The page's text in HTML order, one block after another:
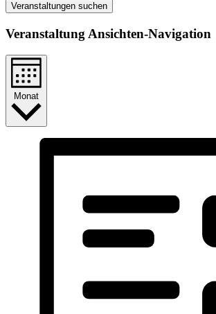
Veranstaltungen suchen
Veranstaltung Ansichten-Navigation
Monat